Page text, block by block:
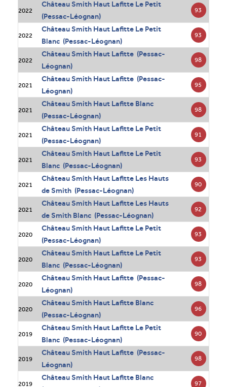
2022
Château Smith Haut Lafitte Le Petit
(Pessac-Léognan)
93
2022
Château Smith Haut Lafitte Le Petit
Blanc (Pessac-Léognan)
93
2022
Château Smith Haut Lafitte (Pessac-
Léognan)
98
2021
Château Smith Haut Lafitte (Pessac-
Léognan)
95
2021
Château Smith Haut Lafitte Blanc
(Pessac-Léognan)
98
2021
Château Smith Haut Lafitte Le Petit
(Pessac-Léognan)
91
2021
Château Smith Haut Lafitte Le Petit
Blanc (Pessac-Léognan)
93
2021
Château Smith Haut Lafitte Les Hauts
de Smith (Pessac-Léognan)
90
2021
Château Smith Haut Lafitte Les Hauts
de Smith Blanc (Pessac-Léognan)
92
2020
Château Smith Haut Lafitte Le Petit
(Pessac-Léognan)
93
2020
Château Smith Haut Lafitte Le Petit
Blanc (Pessac-Léognan)
93
2020
Château Smith Haut Lafitte (Pessac-
Léognan)
98
2020
Château Smith Haut Lafitte Blanc
(Pessac-Léognan)
96
2019
Château Smith Haut Lafitte Le Petit
Blanc (Pessac-Léognan)
90
2019
Château Smith Haut Lafitte (Pessac-
Léognan)
98
2019
Château Smith Haut Lafitte Blanc
97